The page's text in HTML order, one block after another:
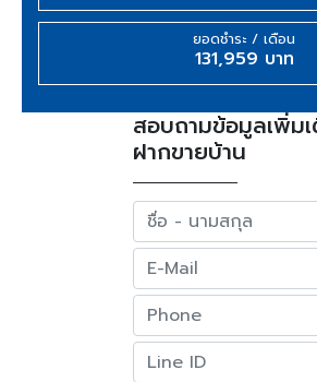
ยอดชำระ / เดือน
131,959 บาท
สอบถามข้อมูลเพิ่ม
ฝากขายบ้าน